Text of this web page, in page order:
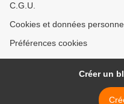
C.G.U.
Cookies et données
Préférences cookies
Créer un